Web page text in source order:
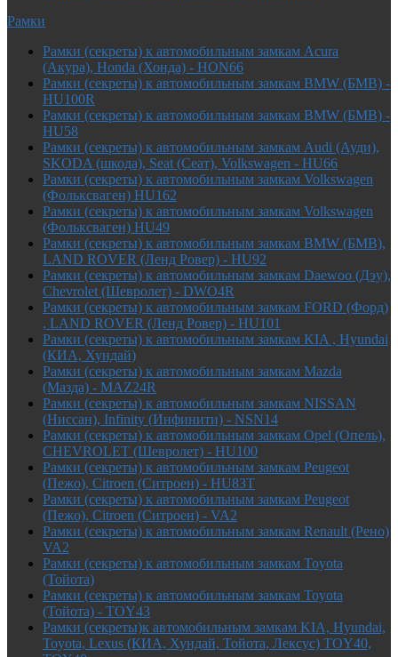
Рамки
Рамки (секреты) к автомобильным замкам Acura
(Акура), Honda (Хонда) - HON66
Рамки (секреты) к автомобильным замкам BMW (БМВ) -
HU100R
Рамки (секреты) к автомобильным замкам BMW (БМВ) -
HU58
Рамки (секреты) к автомобильным замкам Audi (Ауди),
SKODA (шкода), Seat (Сеат), Volkswagen - HU66
Рамки (секреты) к автомобильным замкам Volkswagen
(Фольксваген) HU162
Рамки (секреты) к автомобильным замкам Volkswagen
(Фольксваген) HU49
Рамки (секреты) к автомобильным замкам BMW (БМВ),
LAND ROVER (Ленд Ровер) - HU92
Рамки (секреты) к автомобильным замкам Daewoo (Дэу),
Chevrolet (Шевролет) - DWO4R
Рамки (секреты) к автомобильным замкам FORD (Форд)
, LAND ROVER (Ленд Ровер) - HU101
Рамки (секреты) к автомобильным замкам KIA , Hyundai
(КИА, Хундай)
Рамки (секреты) к автомобильным замкам Mazda
(Мазда) - MAZ24R
Рамки (секреты) к автомобильным замкам NISSAN
(Ниссан), Infinity (Инфинити) - NSN14
Рамки (секреты) к автомобильным замкам Opel (Опель),
CHEVROLET (Шевролет) - HU100
Рамки (секреты) к автомобильным замкам Peugeot
(Пежо), Citroen (Ситроен) - HU83T
Рамки (секреты) к автомобильным замкам Peugeot
(Пежо), Citroen (Ситроен) - VA2
Рамки (секреты) к автомобильным замкам Renault (Рено)
VA2
Рамки (секреты) к автомобильным замкам Toyota
(Тойота)
Рамки (секреты) к автомобильным замкам Toyota
(Тойота) - TOY43
Рамки (секреты)к автомобильным замкам KIA, Hyundai,
Toyota, Lexus (КИА, Хундай, Тойота, Лексус) TOY40,